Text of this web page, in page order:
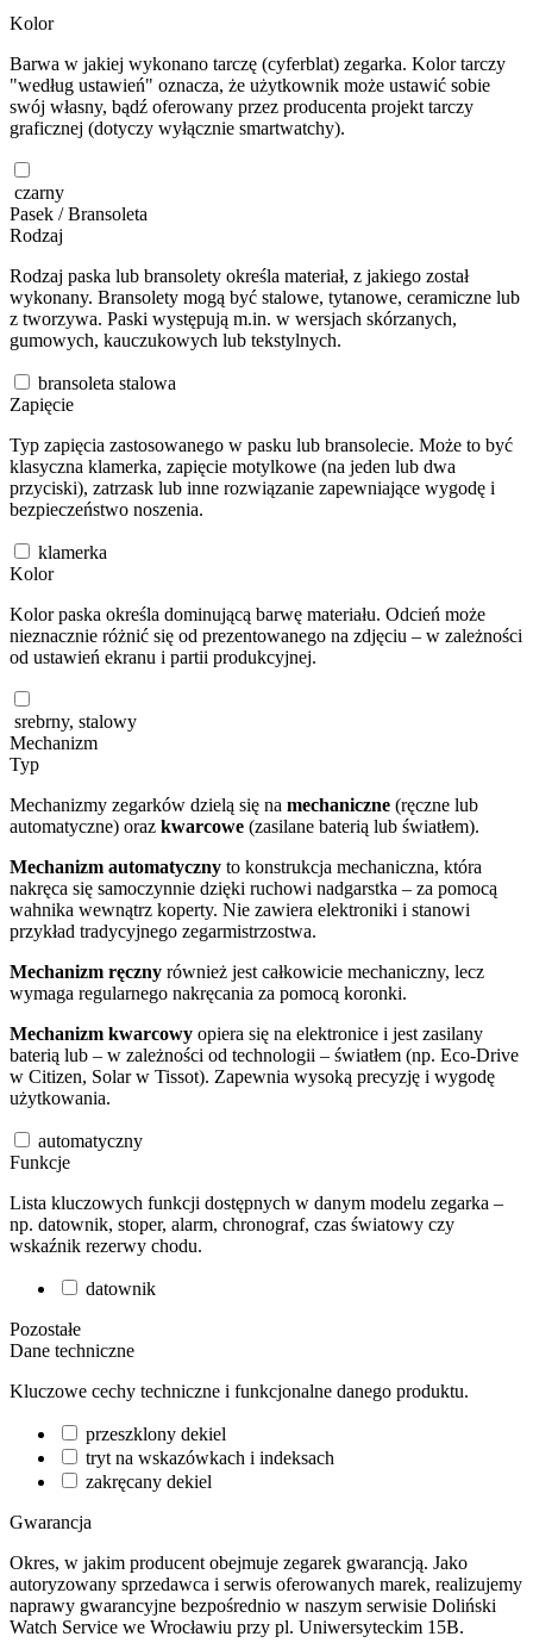
Kolor
Barwa w jakiej wykonano tarczę (cyferblat) zegarka. Kolor tarczy
"według ustawień" oznacza, że użytkownik może ustawić sobie
swój własny, bądź oferowany przez producenta projekt tarczy
graficznej (dotyczy wyłącznie smartwatchy).
czarny
Pasek / Bransoleta
Rodzaj
Rodzaj paska lub bransolety określa materiał, z jakiego został
wykonany. Bransolety mogą być stalowe, tytanowe, ceramiczne lub
z tworzywa. Paski występują m.in. w wersjach skórzanych,
gumowych, kauczukowych lub tekstylnych.
bransoleta stalowa
Zapięcie
Typ zapięcia zastosowanego w pasku lub bransolecie. Może to być
klasyczna klamerka, zapięcie motylkowe (na jeden lub dwa
przyciski), zatrzask lub inne rozwiązanie zapewniające wygodę i
bezpieczeństwo noszenia.
klamerka
Kolor
Kolor paska określa dominującą barwę materiału. Odcień może
nieznacznie różnić się od prezentowanego na zdjęciu – w zależności
od ustawień ekranu i partii produkcyjnej.
srebrny, stalowy
Mechanizm
Typ
Mechanizmy zegarków dzielą się na mechaniczne (ręczne lub
automatyczne) oraz kwarcowe (zasilane baterią lub światłem).
Mechanizm automatyczny to konstrukcja mechaniczna, która
nakręca się samoczynnie dzięki ruchowi nadgarstka – za pomocą
wahnika wewnątrz koperty. Nie zawiera elektroniki i stanowi
przykład tradycyjnego zegarmistrzostwa.
Mechanizm ręczny również jest całkowicie mechaniczny, lecz
wymaga regularnego nakręcania za pomocą koronki.
Mechanizm kwarcowy opiera się na elektronice i jest zasilany
baterią lub – w zależności od technologii – światłem (np. Eco-Drive
w Citizen, Solar w Tissot). Zapewnia wysoką precyzję i wygodę
użytkowania.
automatyczny
Funkcje
Lista kluczowych funkcji dostępnych w danym modelu zegarka –
np. datownik, stoper, alarm, chronograf, czas światowy czy
wskaźnik rezerwy chodu.
datownik
Pozostałe
Dane techniczne
Kluczowe cechy techniczne i funkcjonalne danego produktu.
przeszklony dekiel
tryt na wskazówkach i indeksach
zakręcany dekiel
Gwarancja
Okres, w jakim producent obejmuje zegarek gwarancją. Jako
autoryzowany sprzedawca i serwis oferowanych marek, realizujemy
naprawy gwarancyjne bezpośrednio w naszym serwisie Doliński
Watch Service we Wrocławiu przy pl. Uniwersyteckim 15B.